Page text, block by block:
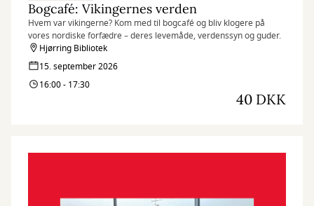
Bogcafé: Vikingernes verden
Hvem var vikingerne? Kom med til bogcafé og bliv klogere på
vores nordiske forfædre – deres levemåde, verdenssyn og guder.
Hjørring Bibliotek
15. september 2026
16:00 - 17:30
40 DKK